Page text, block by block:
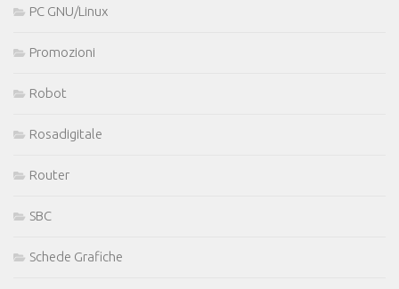
PC GNU/Linux
Promozioni
Robot
Rosadigitale
Router
SBC
Schede Grafiche